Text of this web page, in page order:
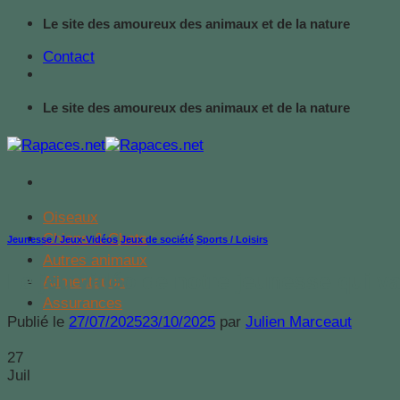
Passer
contenu
Le site des amoureux des animaux et de la nature
Contact
Le site des amoureux des animaux et de la nature
Oiseaux
Chiens & Chats
Autres animaux
Alimentation
Assurances
Jeunesse / Jeux-Vidéos,Jeux de société Sports / Loisirs
Le jeu vidéo de notre jeunesse qui
Publié le 27/07/202523/10/2025 par Julien Marceaut
27
Juil